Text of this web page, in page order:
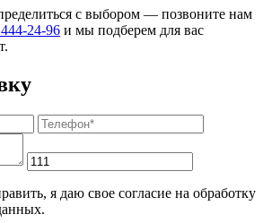
с выбором — позвоните нам
24-96 и мы подберем для вас
я даю свое согласие на обработку